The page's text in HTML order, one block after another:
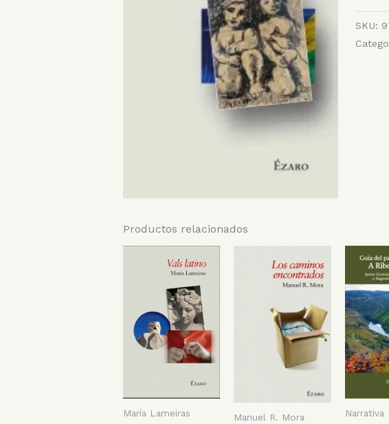
SKU:
Productos relacionados
María Lameiras Manuel R. Mora Narrativa